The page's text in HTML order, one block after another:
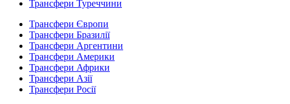
Трансфери Туреччини
Трансфери Європи
Трансфери Бразилії
Трансфери Аргентини
Трансфери Америки
Трансфери Африки
Трансфери Азії
Трансфери Росії